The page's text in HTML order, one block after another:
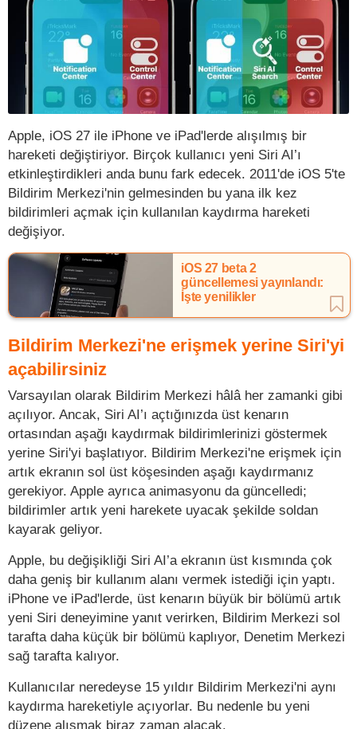
Apple, iOS 27 ile iPhone ve iPad'lerde alışılmış bir
hareketi değiştiriyor. Birçok kullanıcı yeni Siri AI’ı
etkinleştirdikleri anda bunu fark edecek. 2011'de iOS 5'te
Bildirim Merkezi'nin gelmesinden bu yana ilk kez
bildirimleri açmak için kullanılan kaydırma hareketi
değişiyor.
iOS 27 beta 2
güncellemesi yayınlandı:
İşte yenilikler
Bildirim Merkezi'ne erişmek yerine Siri'yi
açabilirsiniz
Varsayılan olarak Bildirim Merkezi hâlâ her zamanki gibi
açılıyor. Ancak, Siri AI’ı açtığınızda üst kenarın
ortasından aşağı kaydırmak bildirimlerinizi göstermek
yerine Siri'yi başlatıyor. Bildirim Merkezi'ne erişmek için
artık ekranın sol üst köşesinden aşağı kaydırmanız
gerekiyor. Apple ayrıca animasyonu da güncelledi;
bildirimler artık yeni harekete uyacak şekilde soldan
kayarak geliyor.
Apple, bu değişikliği Siri AI’a ekranın üst kısmında çok
daha geniş bir kullanım alanı vermek istediği için yaptı.
iPhone ve iPad'lerde, üst kenarın büyük bir bölümü artık
yeni Siri deneyimine yanıt verirken, Bildirim Merkezi sol
tarafta daha küçük bir bölümü kaplıyor, Denetim Merkezi
sağ tarafta kalıyor.
Kullanıcılar neredeyse 15 yıldır Bildirim Merkezi'ni aynı
kaydırma hareketiyle açıyorlar. Bu nedenle bu yeni
düzene alışmak biraz zaman alacak.